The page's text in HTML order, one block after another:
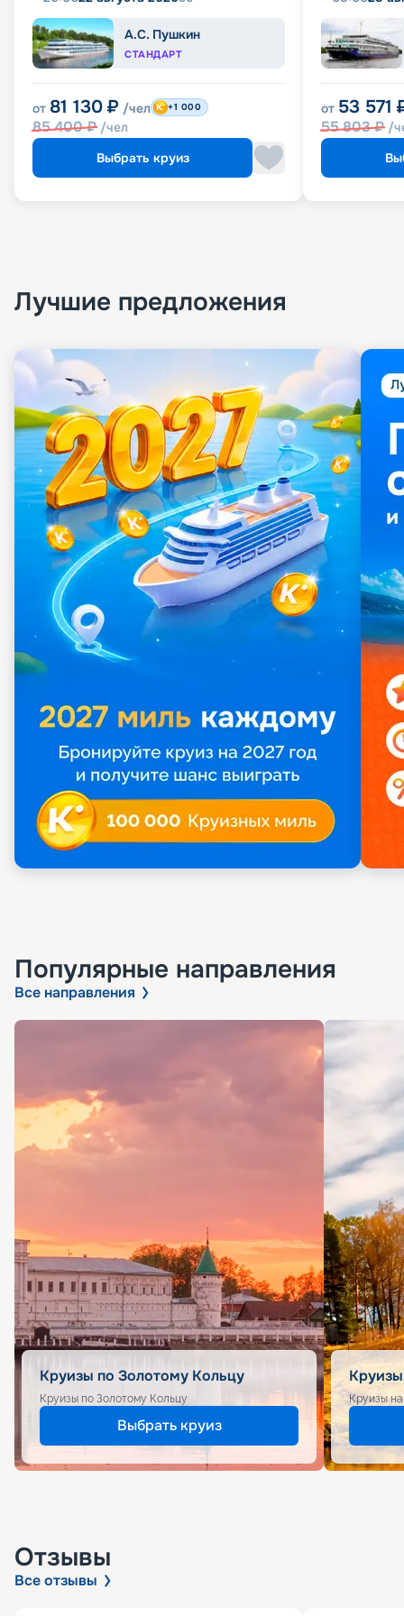
А.С. Пушкин
СТАНДАРТ
от 81 130 ₽ /чел
85 400₽ /чел
+1 000
Выбрать круиз
от 53 571
55 803₽ /
Лучшие предложения
Популярные направления
Все направления
Круизы по Золотому Кольцу
Круизы по Золотому Кольцу
Выбрать круиз
Круизы
Отзывы
Все отзывы